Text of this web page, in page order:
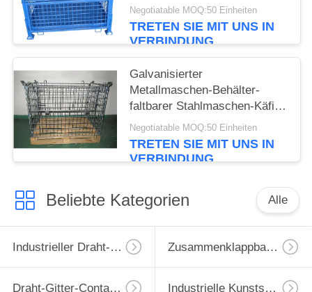
Negotiatable MOQ:50 Einheiten
TRETEN SIE MIT UNS IN
VERBINDUNG
Galvanisierter
Metallmaschen-Behälter-
faltbarer Stahlmaschen-Käfig
mit hölzerner Palette
Negotiatable MOQ:50 Einheiten
TRETEN SIE MIT UNS IN
VERBINDUNG
Beliebte Kategorien Alle
Industrieller Draht-Behälter Zusammenklappbarer Drahtbehälter
Draht-Gitter-Container Industrielle Kunststoffpalette